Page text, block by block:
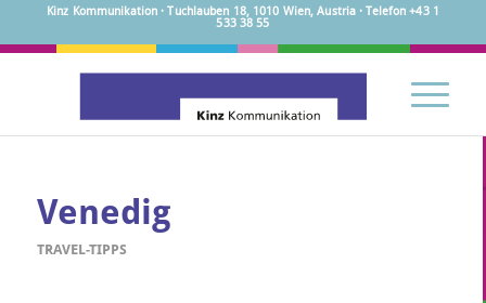
Kinz Kommunikation · Tuchlauben 18, 1010 Wien, Austria · Telefon +43 1
533 38 55
Venedig
TRAVEL-TIPPS